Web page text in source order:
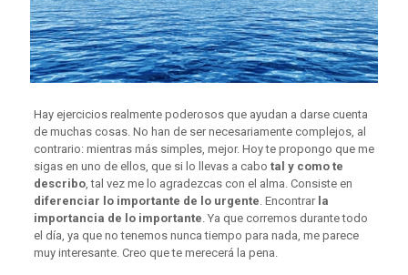
Hay ejercicios realmente poderosos que ayudan a darse cuenta
de muchas cosas. No han de ser necesariamente complejos, al
contrario: mientras más simples, mejor. Hoy te propongo que me
sigas en uno de ellos, que si lo llevas a cabo tal y como te
describo, tal vez me lo agradezcas con el alma. Consiste en
diferenciar lo importante de lo urgente . Encontrarla
importancia de lo importante . Ya que corremos durante todo
el día, ya que no tenemos nunca tiempo para nada, me parece
muy interesante. Creo que te merecerá la pena.